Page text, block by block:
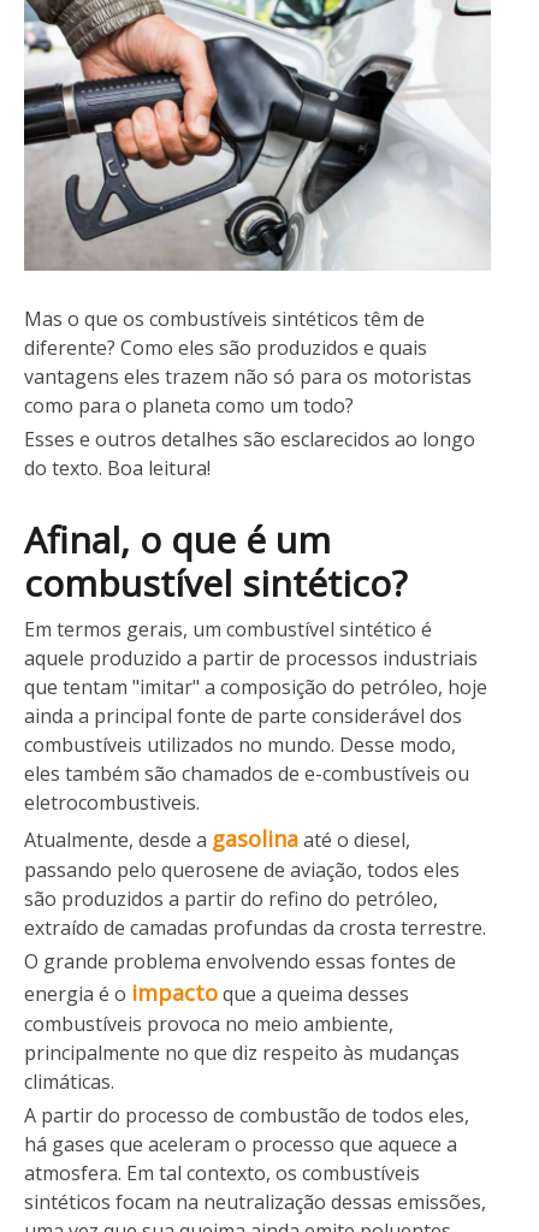
Mas o que os combustíveis sintéticos têm de
diferente? Como eles são produzidos e quais
vantagens eles trazem não só para os motoristas
como para o planeta como um todo?
Esses e outros detalhes são esclarecidos ao longo
do texto. Boa leitura!
Afinal, o que é um
combustível sintético?
Em termos gerais, um combustível sintético é
aquele produzido a partir de processos industriais
que tentam "imitar" a composição do petróleo, hoje
ainda a principal fonte de parte considerável dos
combustíveis utilizados no mundo. Desse modo,
eles também são chamados de e-combustíveis ou
eletrocombustiveis.
Atualmente, desde a gasolinaaté o diesel,
passando pelo querosene de aviação, todos eles
são produzidos a partir do refino do petróleo,
extraído de camadas profundas da crosta terrestre.
O grande problema envolvendo essas fontes de
energia é o impactoque a queima desses
combustíveis provoca no meio ambiente,
principalmente no que diz respeito às mudanças
climáticas.
A partir do processo de combustão de todos eles,
há gases que aceleram o processo que aquece a
atmosfera. Em tal contexto, os combustíveis
sintéticos focam na neutralização dessas emissões,